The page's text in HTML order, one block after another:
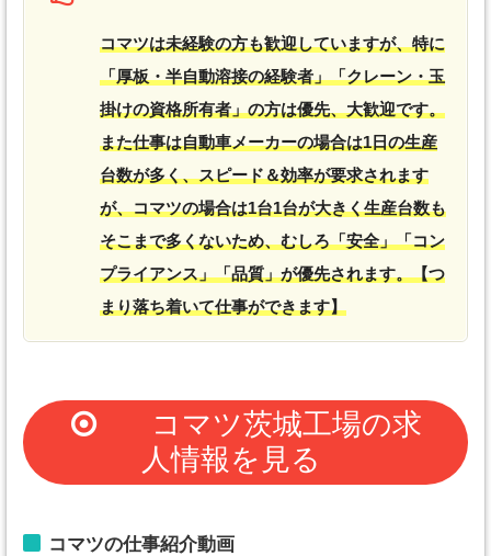
コマツは未経験の方も歓迎していますが、特に
「厚板・半自動溶接の経験者」「クレーン・玉
掛けの資格所有者」の方は優先、大歓迎です。
また仕事は自動車メーカーの場合は1日の生産
台数が多く、スピード＆効率が要求されます
が、コマツの場合は1台1台が大きく生産台数も
そこまで多くないため、むしろ「安全」「コン
プライアンス」「品質」が優先されます。【つ
まり落ち着いて仕事ができます】
コマツ茨城工場の求
人情報を見る
コマツの仕事紹介動画